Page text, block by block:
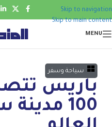
Skip to navigation
Skip to main content
MENU
سياحة وسفر
باريس
100